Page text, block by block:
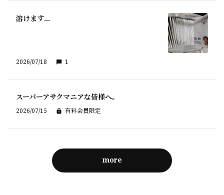
溶けます…
2026/07/18 1
スーパーアサクマニアな皆様へ。
2026/07/15 有料会員限定
more